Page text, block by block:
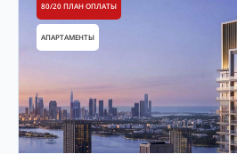
80/20 ПЛАН ОПЛАТЫ
АПАРТАМЕНТЫ